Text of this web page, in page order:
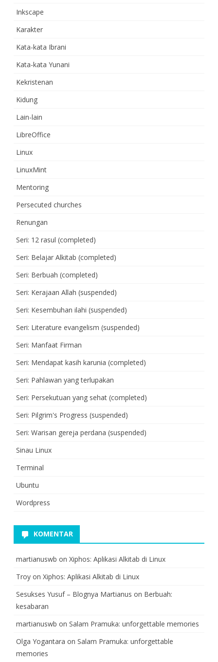
Inkscape
Karakter
Kata-kata Ibrani
Kata-kata Yunani
Kekristenan
Kidung
Lain-lain
LibreOffice
Linux
LinuxMint
Mentoring
Persecuted churches
Renungan
Seri: 12 rasul (completed)
Seri: Belajar Alkitab (completed)
Seri: Berbuah (completed)
Seri: Kerajaan Allah (suspended)
Seri: Kesembuhan ilahi (suspended)
Seri: Literature evangelism (suspended)
Seri: Manfaat Firman
Seri: Mendapat kasih karunia (completed)
Seri: Pahlawan yang terlupakan
Seri: Persekutuan yang sehat (completed)
Seri: Pilgrim's Progress (suspended)
Seri: Warisan gereja perdana (suspended)
Sinau Linux
Terminal
Ubuntu
Wordpress
KOMENTAR
martianuswb on Xiphos: Aplikasi Alkitab di Linux
Troy on Xiphos: Aplikasi Alkitab di Linux
Sesukses Yusuf – Blognya Martianus on Berbuah:
kesabaran
martianuswb on Salam Pramuka: unforgettable memories
Olga Yogantara on Salam Pramuka: unforgettable
memories